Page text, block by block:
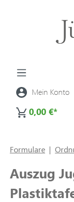
Mein Konto
0,00 €*
Formulare |
Auszug